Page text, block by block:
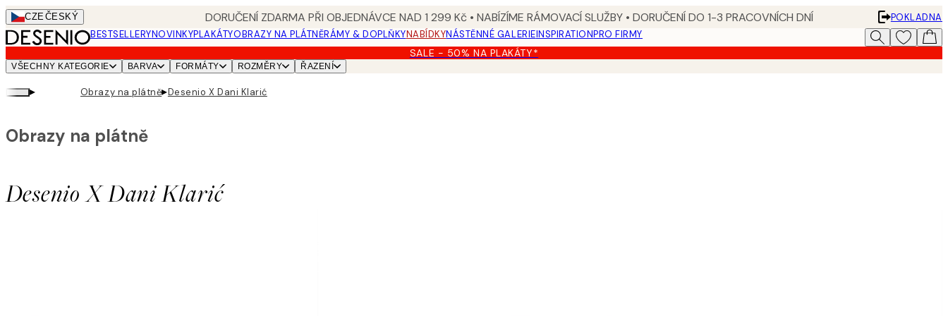
Skip
to
main
content.
CZEČESKÝ DORUČENÍ ZDARMA PŘI OBJEDNÁVCE NAD 1 299 Kč • NABÍZÍME RÁMOVACÍ SLUŽBY • DORUČENÍ DO 1-3 PRACOVNÍCH DNÍ
POKLADNA
BESTSELLERYNOVINKYPLAKÁTYOBRAZY NA PLÁTNĚRÁMY & DOPLŇKYNABÍDKYNÁSTĚNNÉ GALERIEINSPIRATIONPRO FIRMY
SALE - 50% NA PLAKÁTY*
VŠECHNY KATEGORIE BARVA FORMÁTY ROZMĚRY ŘAZENÍ
▸ Obrazy na plátně▸Desenio X Dani Klarić
Desenio X Dani Klarić
Obrazy na plátně